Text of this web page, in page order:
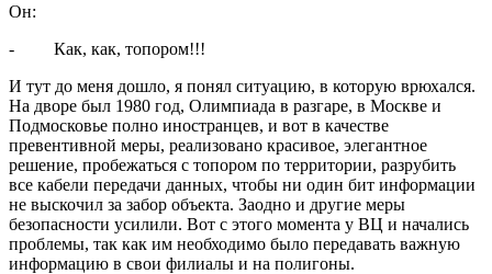
Он:
- Как, как, топором!!!
И тут до меня дошло, я понял ситуацию, в которую врюхался.
На дворе был 1980 год, Олимпиада в разгаре, в Москве и
Подмосковье полно иностранцев, и вот в качестве
превентивной меры, реализовано красивое, элегантное
решение, пробежаться с топором по территории, разрубить
все кабели передачи данных, чтобы ни один бит информации
не выскочил за забор объекта. Заодно и другие меры
безопасности усилили. Вот с этого момента у ВЦ и начались
проблемы, так как им необходимо было передавать важную
информацию в свои филиалы и на полигоны.